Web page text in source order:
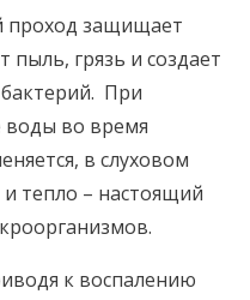
проход защищает
пыль, грязь и создает
При
воды во время
в слуховом
тепло – настоящий
к воспалению